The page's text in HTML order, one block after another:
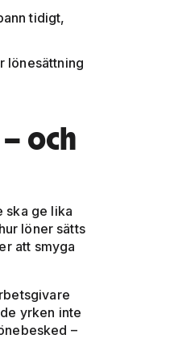
tidigt,
lönesättning
och
ska ge lika
löner sätts
att smyga
yrken inte
–